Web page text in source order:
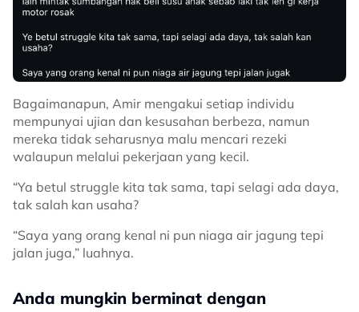
Bagaimanapun, Amir mengakui setiap individu
mempunyai ujian dan kesusahan berbeza, namun
mereka tidak seharusnya malu mencari rezeki
walaupun melalui pekerjaan yang kecil.
“Ya betul struggle kita tak sama, tapi selagi ada daya,
tak salah kan usaha?
“Saya yang orang kenal ni pun niaga air jagung tepi
jalan juga,” luahnya.
Anda mungkin berminat dengan